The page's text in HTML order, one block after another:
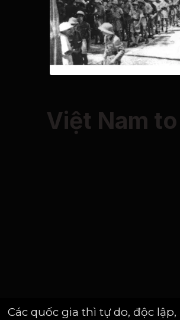
Việt Nam
Các quốc gia thì tự do, độc